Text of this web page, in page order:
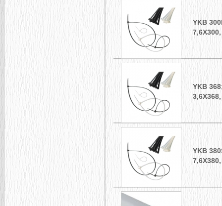
YKB
YKB
YKB